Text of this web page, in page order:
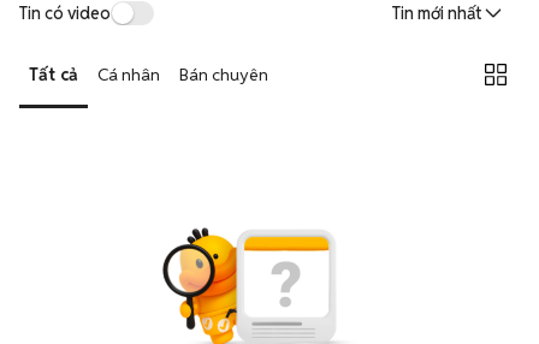
Tin có video Tin mới nhất
Tất cả Cá nhân Bán chuyên